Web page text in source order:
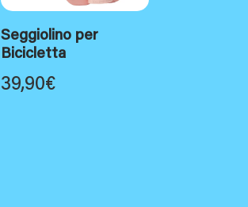
Seggiolino per
Bicicletta
39,90€